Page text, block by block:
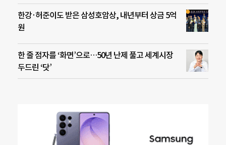
한강·허준이도 받은 삼성호암상, 내년부터 상금 5억
원
한 줄 점자를 ‘화면’으로…50년 난제 풀고 세계시장
두드린 ‘닷’